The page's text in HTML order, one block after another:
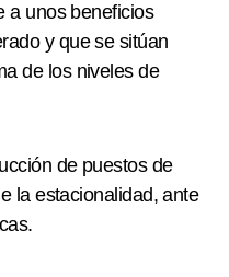
a unos beneficios
y que se sitúan
de los niveles de
de puestos de
la estacionalidad, ante